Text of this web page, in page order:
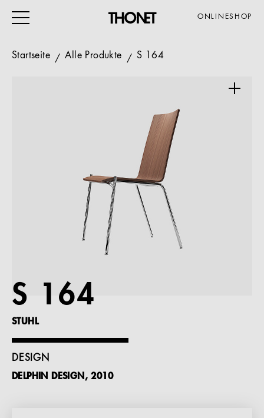
ONLINESHOP
ALLE PRODUKTE
Referenzen
DE
Startseite Alle Produkte S 164
S 164
STUHL
DESIGN
DELPHIN DESIGN, 2010